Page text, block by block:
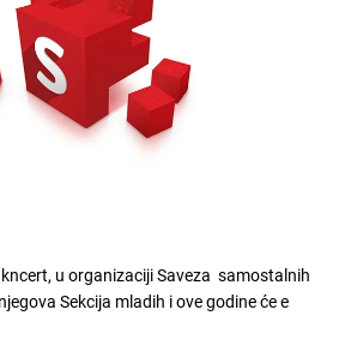
u organizaciji Saveza samostalnih
Sekcija mladih i ove godine će e